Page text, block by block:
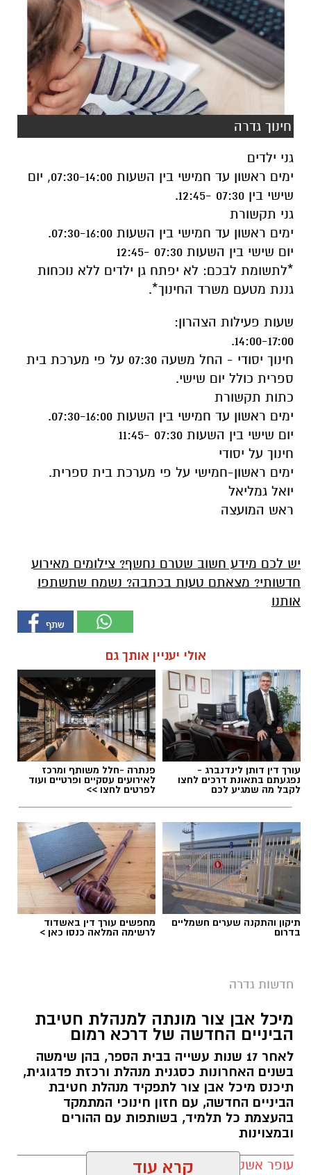
חינוך גדרה
גני ילדים
ימים ראשון עד חמישי בין השעות 07:30-14:00, יום
שישי בין 07:30 -12:45.
גני תקשורת
ימים ראשון עד חמישי בין השעות 07:30-16:00.
יום שישי בין השעות 07:30 -12:45
*לתשומת לבכם: לא יפתח גן ילדים ללא נוכחות
גננת מטעם משרד החינוך*.
שעות פעילות הצהרון:
14:00-17:00.
חינוך יסודי - החל משעה 07:30 על פי מערכת בית
ספרית כולל יום שישי.
כתות תקשורת
ימים ראשון עד חמישי בין השעות 07:30-16:00.
יום שישי בין השעות 07:30 -11:45
חינוך על יסודי
ימים ראשון-חמישי על פי מערכת בית ספרית.
יואל גמליאל
ראש המועצה
יש לכם מידע חשוב שטרם נחשף? צילומים מאירוע
חדשותי? מצאתם טעות בכתבה? נשמח שתשתפו
אותנו
אולי יעניין אותך גם
עורך דין דותן לינדנברג -
נפגעתם בתאונת דרכים לחצו
לקבל מה שמגיע לכם
פנתרה -חלל משותף ומרכז
לאירועים עסקיים ופרטיים ועוד
לפרטים לחצו >>
תיקון והתקנה שערים חשמליים
בדרום
מחפשים עורך דין באשדוד
לרשימה המלאה כנסו כאן >
חדשות גדרה
מיכל אבן צור מונתה למנהלת חטיבת
הביניים החדשה של דרכא רמום
לאחר 17 שנות עשייה בבית הספר, בהן שימשה
בשנים האחרונות כסגנית מנהלת ורכזת פדגוגית,
תיכנס מיכל אבן צור לתפקיד מנהלת חטיבת
הביניים החדשה, עם חזון חינוכי המתמקד
בהעצמת כל תלמיד, בשותפות עם ההורים
ובמצוינות
עופר אשטוקר / 21:10 05.08.26 קרא עוד